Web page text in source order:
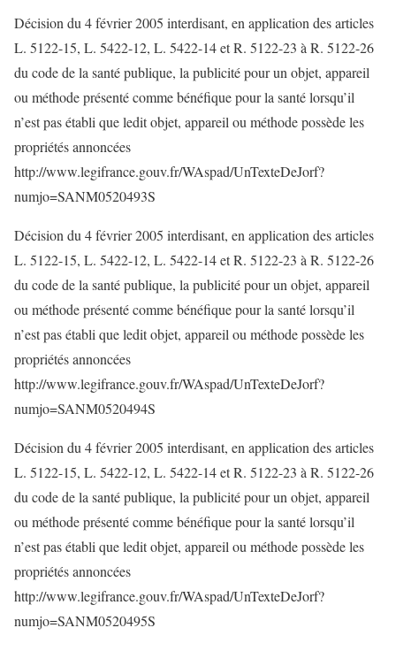
Décision du 4 février 2005 interdisant, en application des articles
L. 5122-15, L. 5422-12, L. 5422-14 et R. 5122-23 à R. 5122-26
du code de la santé publique, la publicité pour un objet, appareil
ou méthode présenté comme bénéfique pour la santé lorsqu’il
n’est pas établi que ledit objet, appareil ou méthode possède les
propriétés annoncées
http://www.legifrance.gouv.fr/WAspad/UnTexteDeJorf?
numjo=SANM0520493S
Décision du 4 février 2005 interdisant, en application des articles
L. 5122-15, L. 5422-12, L. 5422-14 et R. 5122-23 à R. 5122-26
du code de la santé publique, la publicité pour un objet, appareil
ou méthode présenté comme bénéfique pour la santé lorsqu’il
n’est pas établi que ledit objet, appareil ou méthode possède les
propriétés annoncées
http://www.legifrance.gouv.fr/WAspad/UnTexteDeJorf?
numjo=SANM0520494S
Décision du 4 février 2005 interdisant, en application des articles
L. 5122-15, L. 5422-12, L. 5422-14 et R. 5122-23 à R. 5122-26
du code de la santé publique, la publicité pour un objet, appareil
ou méthode présenté comme bénéfique pour la santé lorsqu’il
n’est pas établi que ledit objet, appareil ou méthode possède les
propriétés annoncées
http://www.legifrance.gouv.fr/WAspad/UnTexteDeJorf?
numjo=SANM0520495S